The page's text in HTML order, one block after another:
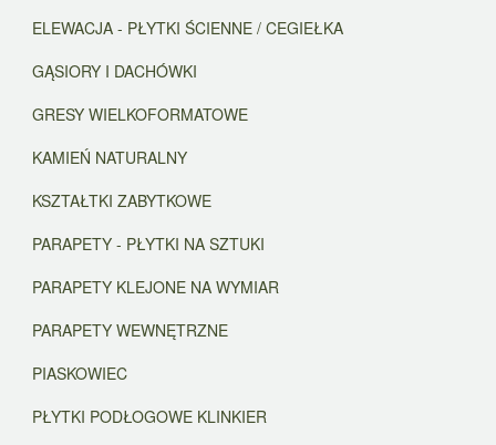
ELEWACJA - PŁYTKI ŚCIENNE / CEGIEŁKA
GĄSIORY I DACHÓWKI
GRESY WIELKOFORMATOWE
KAMIEŃ NATURALNY
KSZTAŁTKI ZABYTKOWE
PARAPETY - PŁYTKI NA SZTUKI
PARAPETY KLEJONE NA WYMIAR
PARAPETY WEWNĘTRZNE
PIASKOWIEC
PŁYTKI PODŁOGOWE KLINKIER